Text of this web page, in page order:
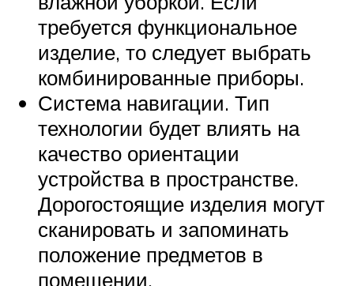
требуется функциональное
изделие, то следует выбрать
комбинированные приборы.
Система навигации. Тип
технологии будет влиять на
качество ориентации
устройства в пространстве.
Дорогостоящие изделия могут
сканировать и запоминать
положение предметов в
помещении.